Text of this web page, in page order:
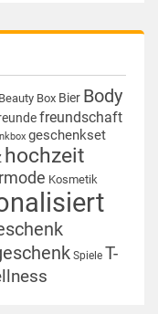
Beauty Box Bier Body
freundschaft
geschenkset
hochzeit
Kosmetik
Spiele T-